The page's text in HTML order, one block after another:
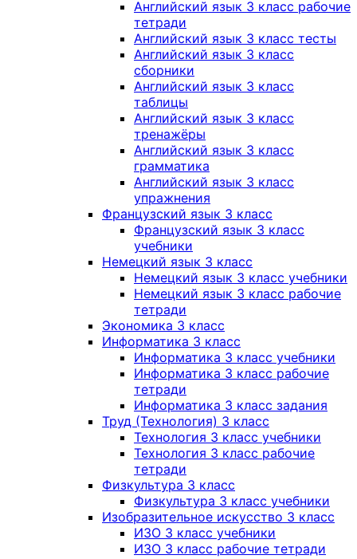
Английский язык 3 класс рабочие
тетради
Английский язык 3 класс тесты
Английский язык 3 класс
сборники
Английский язык 3 класс
таблицы
Английский язык 3 класс
тренажёры
Английский язык 3 класс
грамматика
Английский язык 3 класс
упражнения
Французский язык 3 класс
Французский язык 3 класс
учебники
Немецкий язык 3 класс
Немецкий язык 3 класс учебники
Немецкий язык 3 класс рабочие
тетради
Экономика 3 класс
Информатика 3 класс
Информатика 3 класс учебники
Информатика 3 класс рабочие
тетради
Информатика 3 класс задания
Труд (Технология) 3 класс
Технология 3 класс учебники
Технология 3 класс рабочие
тетради
Физкультура 3 класс
Физкультура 3 класс учебники
Изобразительное искусство 3 класс
ИЗО 3 класс учебники
ИЗО 3 класс рабочие тетради